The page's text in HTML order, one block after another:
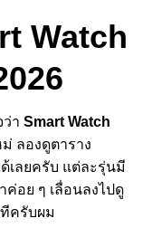
Watch
า Smart Watch
ลองดูตาราง
เลยครับ แต่ละรุ่นมี
ค่อย ๆ เลื่อนลงไปดู
ครับผม